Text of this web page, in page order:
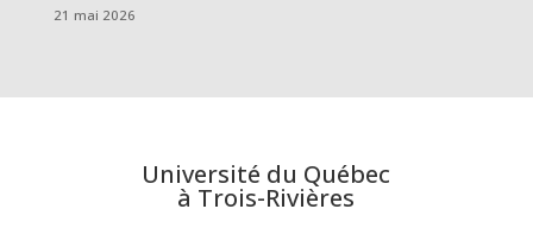
21 mai 2026
Université du Québec
à Trois-Rivières